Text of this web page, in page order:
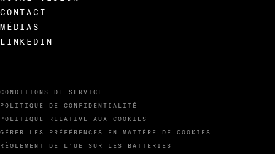
CONDITIONS DE SERVICE
POLITIQUE DE CONFIDENTIALITÉ
POLITIQUE RELATIVE AUX COOKIES
GÉRER LES PRÉFÉRENCES EN MATIÈRE DE COOKIES
RÈGLEMENT DE L'UE SUR LES BATTERIES
CONTACT
MÉDIAS
LINKEDIN